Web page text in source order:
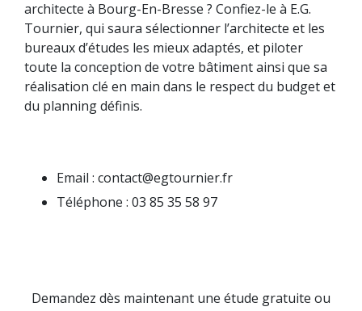
architecte à Bourg-En-Bresse ? Confiez-le à E.G.
Tournier, qui saura sélectionner l’architecte et les
bureaux d’études les mieux adaptés, et piloter
toute la conception de votre bâtiment ainsi que sa
réalisation clé en main dans le respect du budget et
du planning définis.
Email : contact@egtournier.fr
Téléphone : 03 85 35 58 97
Demandez dès maintenant une étude gratuite ou